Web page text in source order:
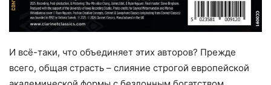
И всё-таки, что объединяет этих авторов? Прежде
всего, общая страсть – слияние строгой европейской